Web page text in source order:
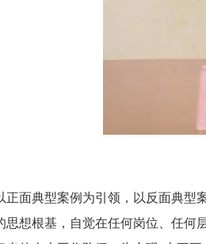
典型案例为引领，以反面典型案
思想根基，自觉在任何岗位、任何